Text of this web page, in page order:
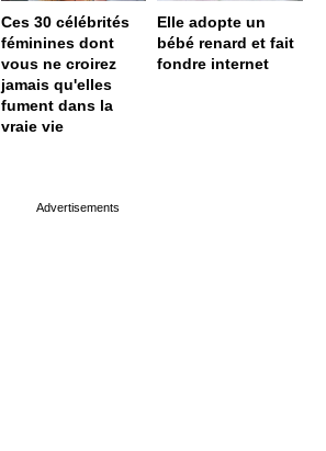
Ces 30 célébrités
féminines dont
vous ne croirez
jamais qu'elles
fument dans la
vraie vie
Elle adopte un
bébé renard et fait
fondre internet